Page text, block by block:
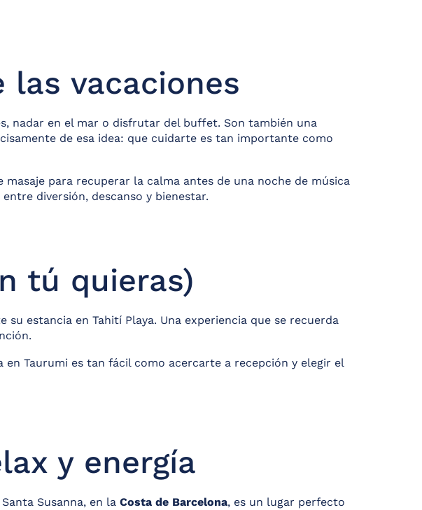
vacaciones
nadar en el mar o disfrutar del buffet. Son también una
de esa idea: que cuidarte es tan importante como
para recuperar la calma antes de una noche de música
diversión, descanso y bienestar.
tú quieras)
estancia en Tahití Playa. Una experiencia que se recuerda
Taurumi es tan fácil como acercarte a recepción y elegir el
y energía
Susanna, en la Costa de Barcelona, es un lugar perfecto